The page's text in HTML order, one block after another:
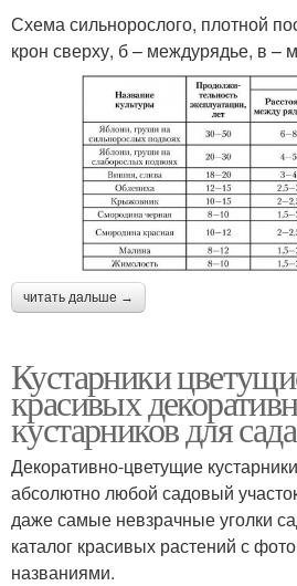
Схема сильнорослого, плотной
крон сверху, б – междурядье, в –
читать дальше →
Кустарники
красивых
кустарников для сада
Декоративно-цветущие
абсолютно любой садовый
даже самые невзрачные уголки
каталог красивых растений с
названиями.